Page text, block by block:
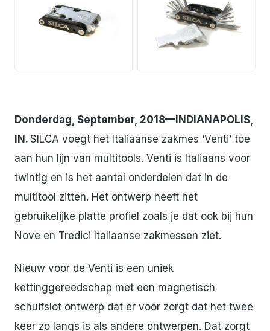
Donderdag, September, 2018—INDIANAPOLIS,
IN. SILCA voegt het Italiaanse zakmes ‘Venti’ toe
aan hun lijn van multitools. Venti is Italiaans voor
twintig en is het aantal onderdelen dat in de
multitool zitten. Het ontwerp heeft het
gebruikelijke platte profiel zoals je dat ook bij hun
Nove en Tredici Italiaanse zakmessen ziet.
Nieuw voor de Venti is een uniek
kettinggereedschap met een magnetisch
schuifslot ontwerp dat er voor zorgt dat het twee
keer zo langs is als andere ontwerpen. Dat zorgt